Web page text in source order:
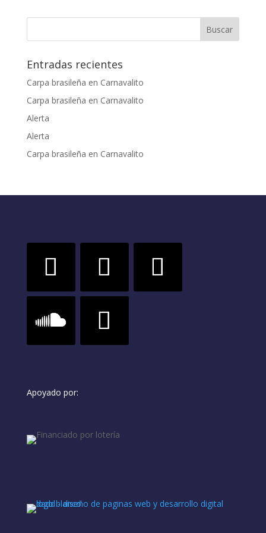
A
p
p
o
o
dI
n
st Li
n
ar
ti
Entradas recientes
Carpa brasileña en Carnavalito
Carpa brasileña en Carnavalito
Alerta
Alerta
Carpa brasileña en Carnavalito
Apoyado por: